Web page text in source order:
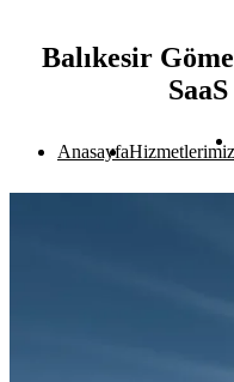
Balıkesir
AnasayfaHizmetlerimiz